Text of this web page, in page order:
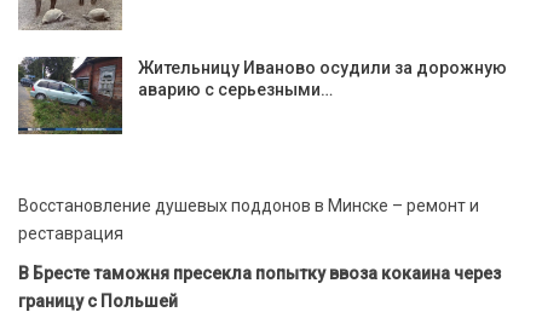
Жительницу Иваново осудили за дорожную
аварию с серьезными…
Восстановление душевых поддонов в Минске – ремонт и
реставрация
В Бресте таможня пресекла попытку ввоза кокаина через
границу с Польшей